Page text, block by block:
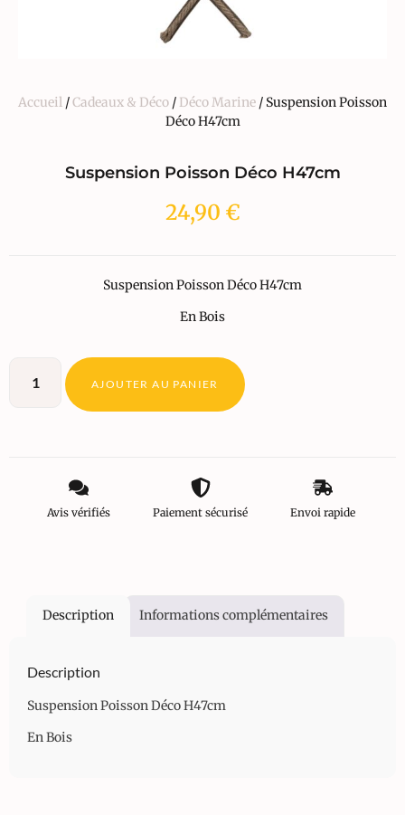
Accueil /Cadeaux & Déco / Déco Marine / Suspension Poisson
Déco H47cm
Suspension Poisson Déco H47cm
24,90 €
Suspension Poisson Déco H47cm
En Bois
AJOUTER AU PANIER
Avis vérifiés Paiement sécurisé Envoi rapide
Description Informations complémentaires
Description
Suspension Poisson Déco H47cm
En Bois